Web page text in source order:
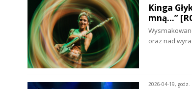
Kinga
mną...”
oraz nad
2026-04-19, godz.